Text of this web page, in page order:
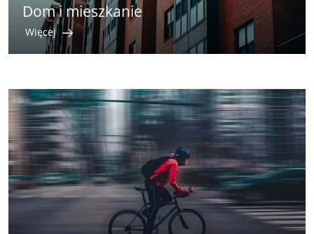
Dom i mieszkanie
Więcej